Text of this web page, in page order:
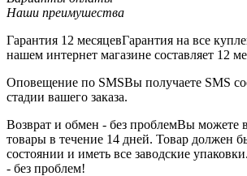
Наши преимушества
Гарантия 12 месяцевГарантия на все
нашем интернет магазине составляет 12
Оповещение по SMSВы получаете SMS
стадии вашего заказа.
Возврат и обмен - без проблемВы можете
товары в течение 14 дней. Товар должен
состоянии и иметь все заводские
- без проблем!